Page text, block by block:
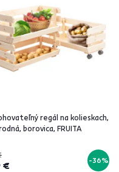
regál na kolieskach,
borovica, FRUITA
€ -36%